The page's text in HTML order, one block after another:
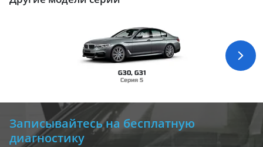
G30, G31
Серия 5
Записывайтесь на бесплатную
диагностику